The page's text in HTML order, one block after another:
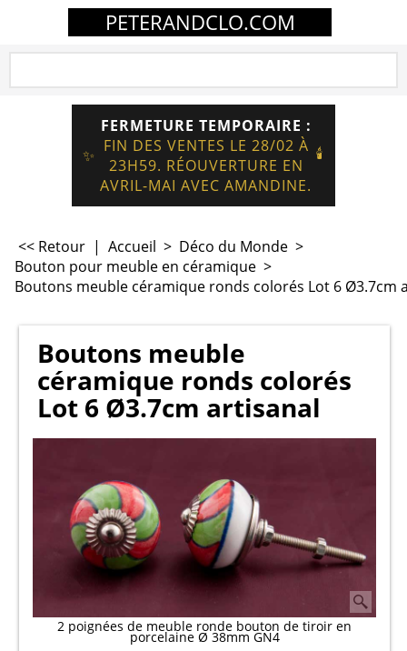
PETERANDCLO.COM
✨
FERMETURE TEMPORAIRE :
FIN DES VENTES LE 28/02 À
23H59. RÉOUVERTURE EN
AVRIL-MAI AVEC AMANDINE.
🕯️
<< Retour | Accueil > Déco du Monde >
Bouton pour meuble en céramique >
Boutons meuble céramique ronds colorés Lot 6 Ø3.7cm
Boutons meuble
céramique ronds colorés
Lot 6 Ø3.7cm artisanal
2 poignées de meuble ronde bouton de tiroir en
porcelaine Ø 38mm GN4